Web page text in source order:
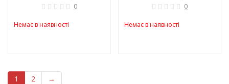
0
Немає в наявності
0
Немає в наявності
1 2 →